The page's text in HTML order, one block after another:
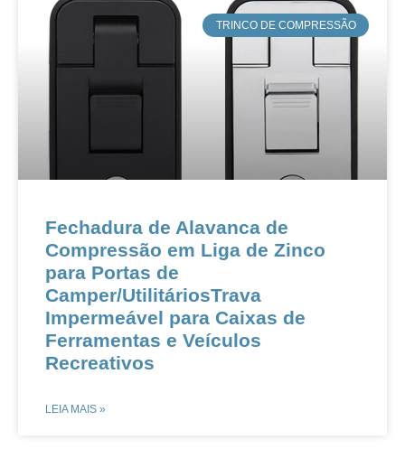
​TRINCO DE COMPRESSÃO
Fechadura de Alavanca de
Compressão em Liga de Zinco
para Portas de
Camper/UtilitáriosTrava
Impermeável para Caixas de
Ferramentas e Veículos
Recreativos
LEIA MAIS »